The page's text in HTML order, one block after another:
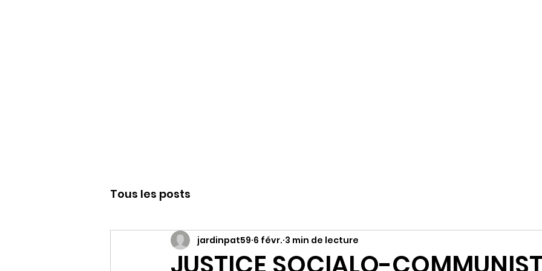
Tous les posts
jardinpat59 6 févr. 3 min de lecture